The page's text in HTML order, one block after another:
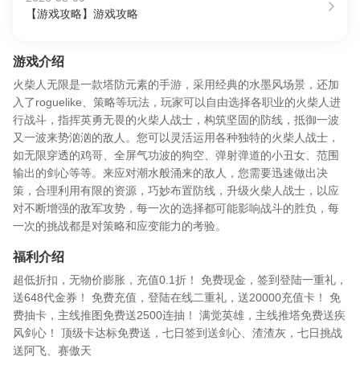
【游戏攻略】游戏攻略
游戏介绍
火柴人无限是一款塔防元素的手游，采用经典的水墨风场景，还加
入了roguelike、策略等玩法，玩家可以自由选择各职业的火柴人进
行战斗，指挥英勇无畏的火柴人战士，构筑坚固的防线，抵御一波
又一波来势汹汹的敌人。您可以灵活运用各种独特的火柴人战士，
如无限穿透的鸡哥、全屏气功波的狗空、弹射弹道的小丑女、范围
输出的剑心等等。来应对潮水般涌来的敌人，您需要迅速做出决
策，合理利用有限的资源，巧妙布置防线，升级火柴人战士，以应
对不断增强的敌军攻势，每一次的选择都可能影响战斗的胜负，每
一次的挑战都是对策略和应变能力的考验。
福利介绍
超低折扣，无物价膨胀，充值0.1折！ 免费现金，签到登陆一重礼，
送648代金券！ 免费充值，登陆在线二重礼，送20000充值卡！ 免
费抽卡，主线推图免费送2500连抽！ 满觉英雄，主线推塔免费送疾
风剑心！ 顶级卡达标免费送，七日签到送剑心、渣渣灰，七日挑战
送阿飞、赛傲天